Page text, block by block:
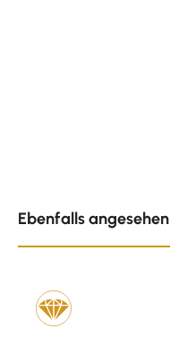
Ebenfalls angesehen